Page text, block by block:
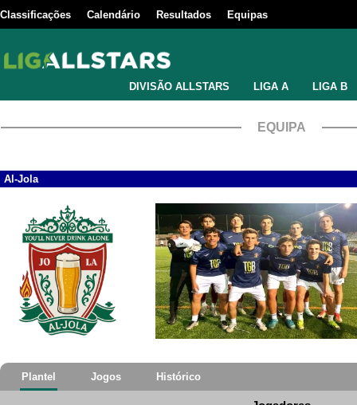
Classificações Calendário Resultados Equipas
DIVISÃO ALLSTARS LIGA A LIGA B
EQUIPA
Al-Jola
Plantel Jogos Histórico